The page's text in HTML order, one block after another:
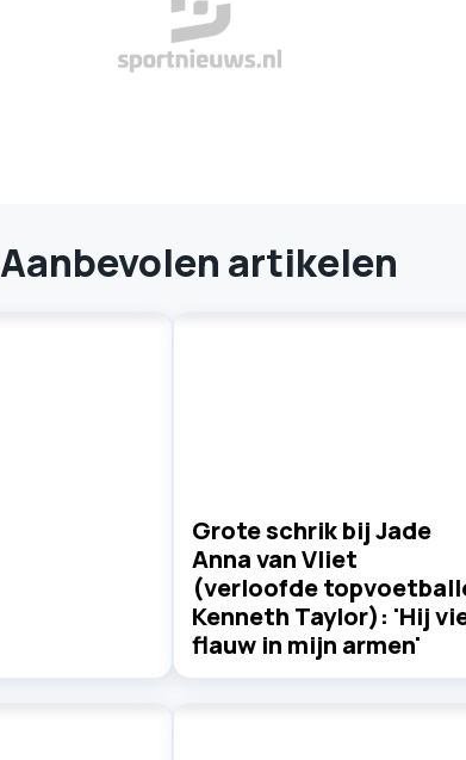
Aanbevolen artikelen
Grote schrik bij Jade
Anna van Vliet
(verloofde
Kenneth Taylor): 'Hij
flauw in mijn armen'